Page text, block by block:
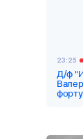
23:25
Д/ф